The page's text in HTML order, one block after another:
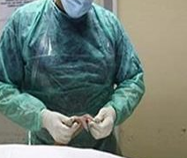
مجتمع
الرياضة
فن وثقافة